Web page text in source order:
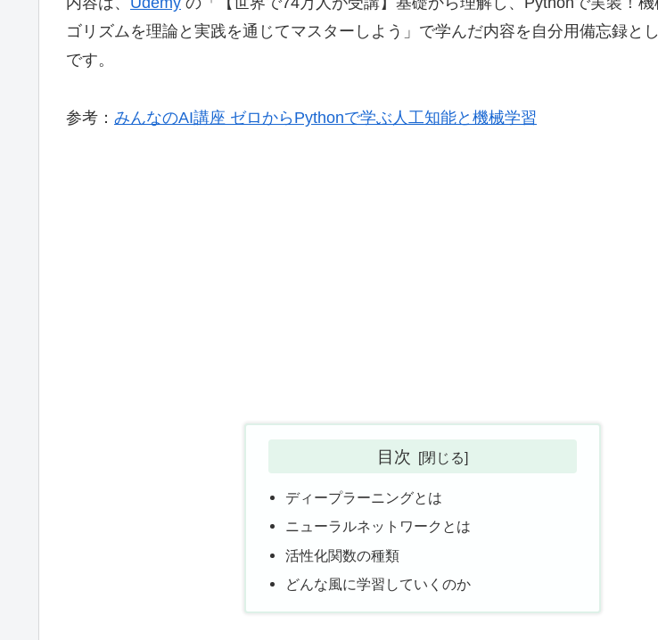
ゴリズムを理論と実践を通じてマスターしよう」で学んだ内容を自分用備忘録と
です。
参考： みんなのAI講座 ゼロからPythonで学ぶ人工知能と機械学習
目次
ディープラーニングとは
ニューラルネットワークとは
活性化関数の種類
どんな風に学習していくのか